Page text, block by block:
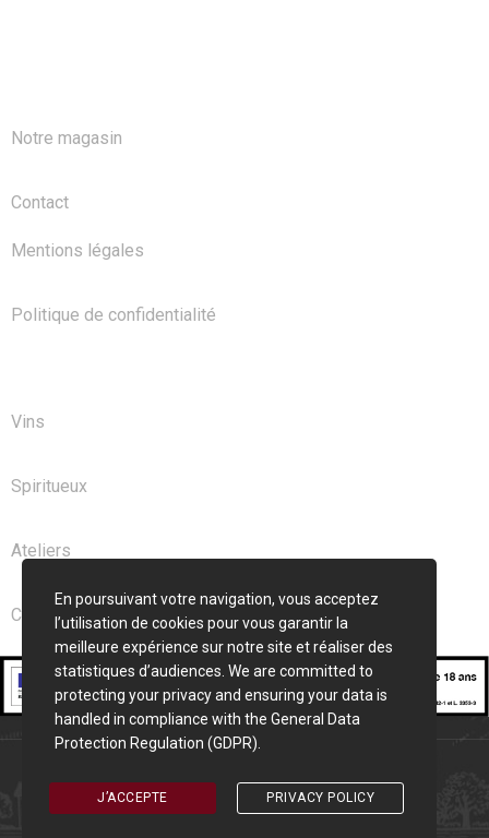
Notre magasin
Contact
Mentions légales
Politique de confidentialité
Vins
Spiritueux
Ateliers
Club
En poursuivant votre navigation, vous acceptez
l’utilisation de cookies pour vous garantir la
meilleure expérience sur notre site et réaliser des
statistiques d’audiences. We are committed to
protecting your privacy and ensuring your data is
handled in compliance with the General Data
Protection Regulation (GDPR)
J’ACCEPTE PRIVACY POLICY